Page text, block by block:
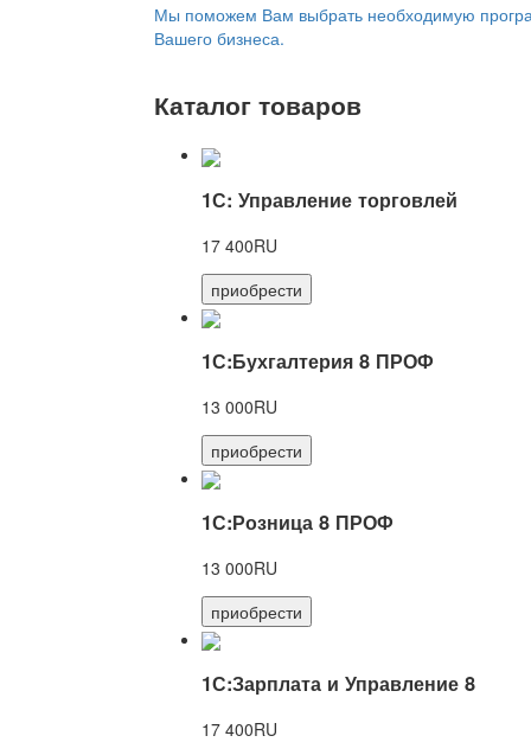
Мы поможем Вам выбрать необходимую
Вашего бизнеса.
Каталог товаров
1С: Управление торговлей
17 400RU
приобрести
1С:Бухгалтерия 8 ПРОФ
13 000RU
приобрести
1С:Розница 8 ПРОФ
13 000RU
приобрести
1С:Зарплата и Управление 8
17 400RU